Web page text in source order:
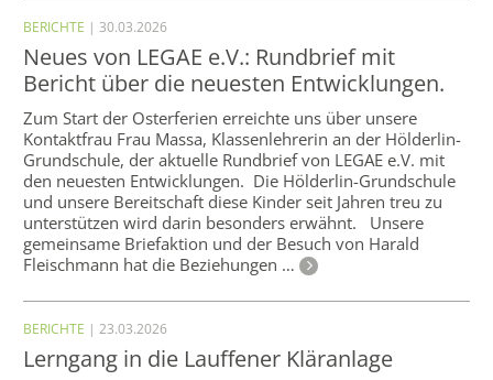
BERICHTE | 30.03.2026
Neues von LEGAE e.V.: Rundbrief mit
Bericht über die neuesten Entwicklungen.
Zum Start der Osterferien erreichte uns über unsere
Kontaktfrau Frau Massa, Klassenlehrerin an der Hölderlin-
Grundschule, der aktuelle Rundbrief von LEGAE e.V. mit
den neuesten Entwicklungen. Die Hölderlin-Grundschule
und unsere Bereitschaft diese Kinder seit Jahren treu zu
unterstützen wird darin besonders erwähnt. Unsere
gemeinsame Briefaktion und der Besuch von Harald
Fleischmann hat die Beziehungen …
BERICHTE | 23.03.2026
Lerngang in die Lauffener Kläranlage